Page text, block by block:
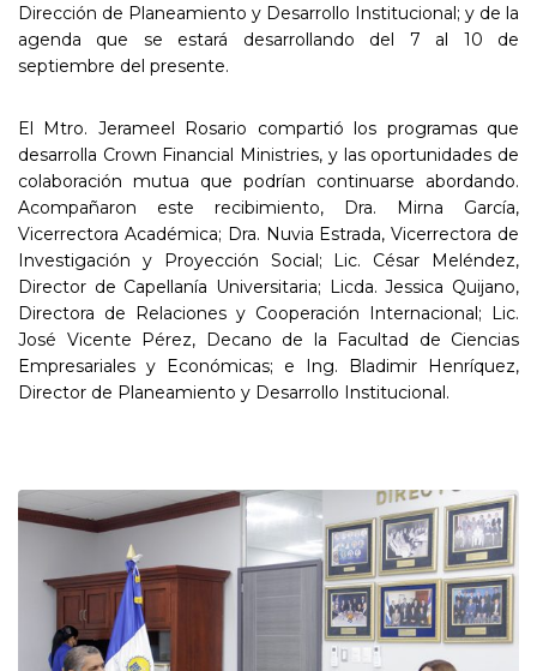
Dirección de Planeamiento y Desarrollo Institucional; y de la
agenda que se estará desarrollando del 7 al 10 de
septiembre del presente.
El Mtro. Jerameel Rosario compartió los programas que
desarrolla Crown Financial Ministries, y las oportunidades de
colaboración mutua que podrían continuarse abordando.
Acompañaron este recibimiento, Dra. Mirna García,
Vicerrectora Académica; Dra. Nuvia Estrada, Vicerrectora de
Investigación y Proyección Social; Lic. César Meléndez,
Director de Capellanía Universitaria; Licda. Jessica Quijano,
Directora de Relaciones y Cooperación Internacional; Lic.
José Vicente Pérez, Decano de la Facultad de Ciencias
Empresariales y Económicas; e Ing. Bladimir Henríquez,
Director de Planeamiento y Desarrollo Institucional.